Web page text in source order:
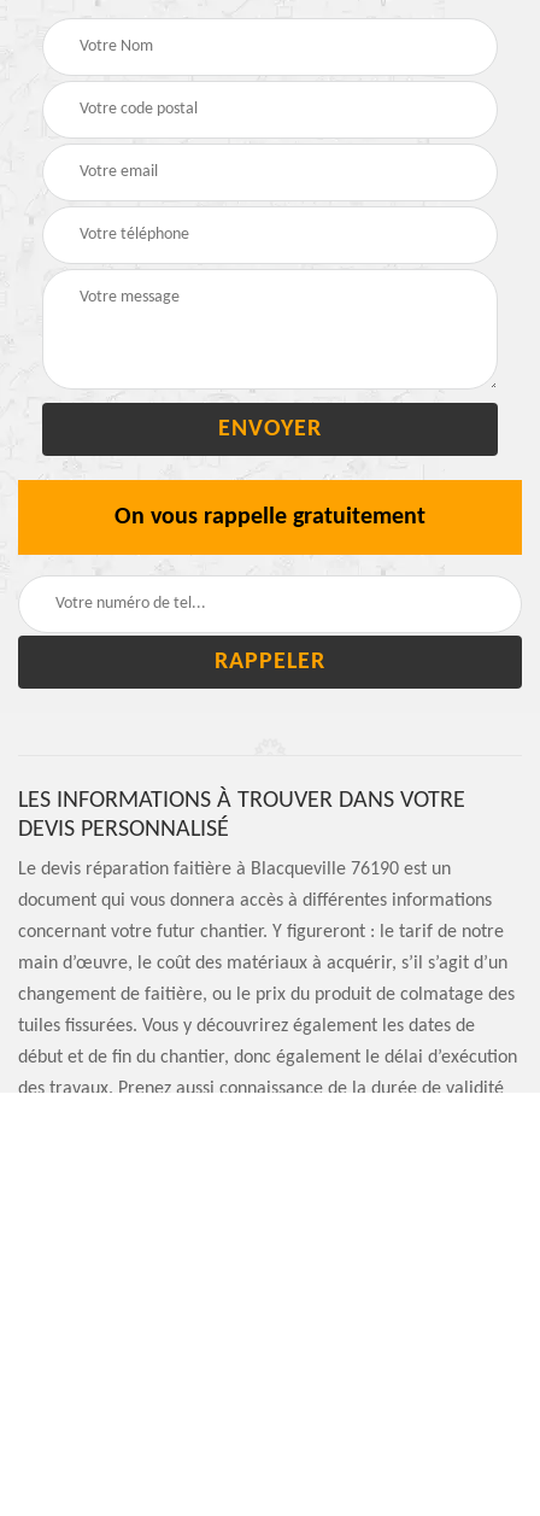
On vous rappelle gratuitement
LES INFORMATIONS À TROUVER DANS VOTRE
DEVIS PERSONNALISÉ
Le devis réparation faitière à Blacqueville 76190 est un
document qui vous donnera accès à différentes informations
concernant votre futur chantier. Y figureront : le tarif de notre
main d’œuvre, le coût des matériaux à acquérir, s’il s’agit d’un
changement de faitière, ou le prix du produit de colmatage des
tuiles fissurées. Vous y découvrirez également les dates de
début et de fin du chantier, donc également le délai d’exécution
des travaux. Prenez aussi connaissance de la durée de validité